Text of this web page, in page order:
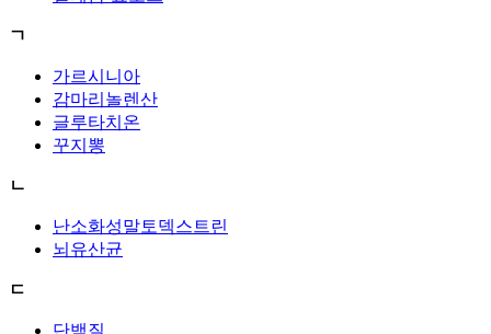
ㄱ
가르시니아
감마리놀렌산
글루타치온
꾸지뽕
ㄴ
난소화성말토덱스트린
뇌유산균
ㄷ
단백질